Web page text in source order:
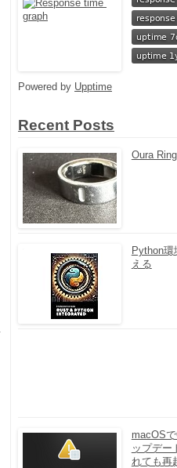
Powered by Upptime
Recent Posts
Oura
Python
える
macOS
ップデー
れても再